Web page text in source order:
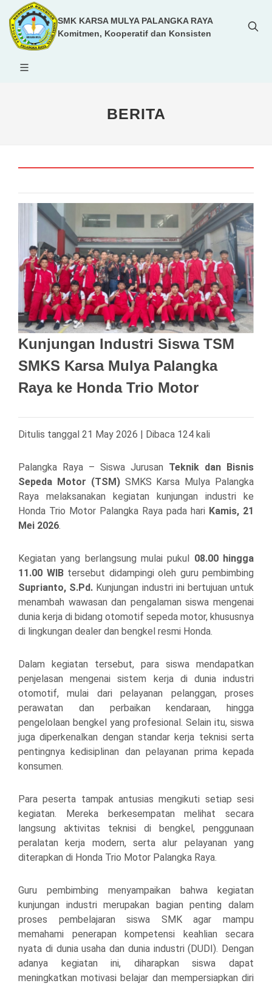
SMK KARSA MULYA PALANGKA RAYA
Komitmen, Kooperatif dan Konsisten
BERITA
Kunjungan Industri Siswa TSM
SMKS Karsa Mulya Palangka
Raya ke Honda Trio Motor
Ditulis tanggal 21 May 2026 | Dibaca 124 kali
Palangka Raya – Siswa Jurusan Teknik dan Bisnis
Sepeda Motor (TSM) SMKS Karsa Mulya Palangka
Raya melaksanakan kegiatan kunjungan industri ke
Honda Trio Motor Palangka Raya pada hari Kamis, 21
Mei 2026.
Kegiatan yang berlangsung mulai pukul 08.00 hingga
11.00 WIBtersebut didampingi oleh guru pembimbing
Suprianto, S.Pd. Kunjungan industri ini bertujuan untuk
menambah wawasan dan pengalaman siswa mengenai
dunia kerja di bidang otomotif sepeda motor, khususnya
di lingkungan dealer dan bengkel resmi Honda.
Dalam kegiatan tersebut, para siswa mendapatkan
penjelasan mengenai sistem kerja di dunia industri
otomotif, mulai dari pelayanan pelanggan, proses
perawatan dan perbaikan kendaraan, hingga
pengelolaan bengkel yang profesional. Selain itu, siswa
juga diperkenalkan dengan standar kerja teknisi serta
pentingnya kedisiplinan dan pelayanan prima kepada
konsumen.
Para peserta tampak antusias mengikuti setiap sesi
kegiatan. Mereka berkesempatan melihat secara
langsung aktivitas teknisi di bengkel, penggunaan
peralatan kerja modern, serta alur pelayanan yang
diterapkan di Honda Trio Motor Palangka Raya.
Guru pembimbing menyampaikan bahwa kegiatan
kunjungan industri merupakan bagian penting dalam
proses pembelajaran siswa SMK agar mampu
memahami penerapan kompetensi keahlian secara
nyata di dunia usaha dan dunia industri (DUDI). Dengan
adanya kegiatan ini, diharapkan siswa dapat
meningkatkan motivasi belajar dan mempersiapkan diri